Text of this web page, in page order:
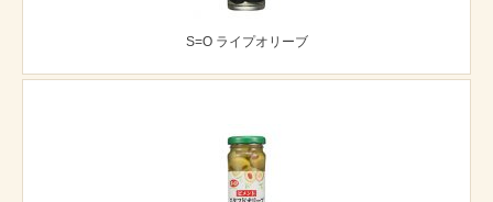
S=O ライプオリーブ